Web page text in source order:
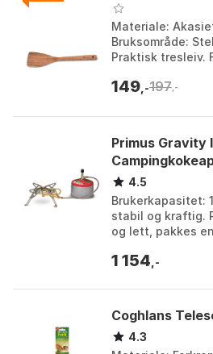
Materiale:
Bruksområde:
Praktisk tresleiv.
149 ,-197 ,-
Primus Gravity
4.5
Brukerkapasitet:
stabil og kraftig.
og lett, pakkes
1 154 ,-
Coghlans
4.3